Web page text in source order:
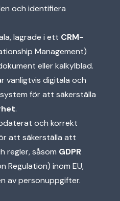
och identifiera
lagrade i ett CRM-
Management)
eller kalkylblad.
vanligtvis digitala och
för att säkerställa
.
och korrekt
att säkerställa att
regler, såsom GDPR
Regulation) inom EU,
av personuppgifter.